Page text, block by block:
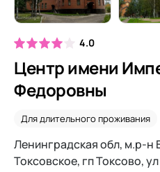
4.0
Центр имени
Федоровны
Для длительного проживания
Ленинградская обл, м.р-н
Токсовское, гп Токсово,